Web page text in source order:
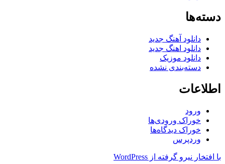
دسته‌ها
دانلود آهنگ جدید
دانلود اهنگ جدید
دانلود موزیک
دسته‌بندی نشده
اطلاعات
ورود
خوراک ورودی‌ها
خوراک دیدگاه‌ها
وردپرس
با افتخار نیرو گرفته از WordPress